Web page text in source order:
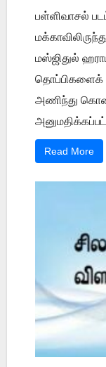
பள்ளிவாசல்
மஸ்ஜிதுல்
தொப்பிகளைக்
அணிந்து
Read More